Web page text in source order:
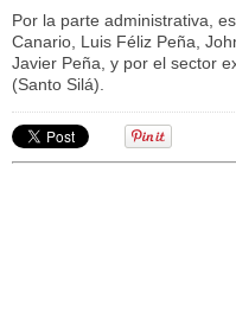
Por la parte administrativa,
Canario, Luis Féliz Peña,
Javier Peña, y por el sector
(Santo Silá).